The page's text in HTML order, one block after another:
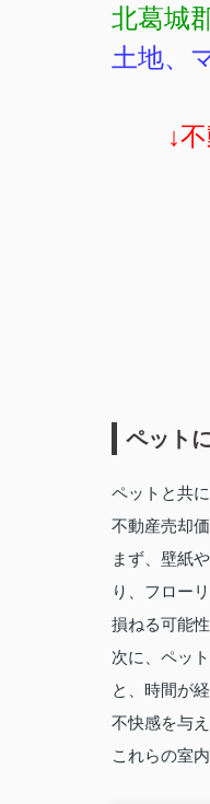
北葛城
土地、
↓
ペット
ペットと共
不動産売却
まず、壁紙
り、フロー
損ねる可能
次に、ペッ
と、時間が
不快感を与
これらの室